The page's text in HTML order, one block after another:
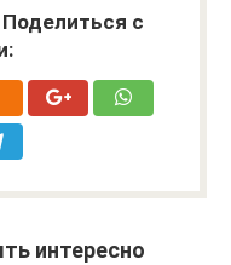
с
интересно